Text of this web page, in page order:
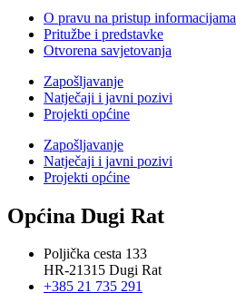
O pravu na pristup informacijama
Pritužbe i predstavke
Otvorena savjetovanja
Zapošljavanje
Natječaji i javni pozivi
Projekti općine
Zapošljavanje
Natječaji i javni pozivi
Projekti općine
Općina Dugi Rat
Poljička cesta 133
HR-21315 Dugi Rat
+385 21 735 291